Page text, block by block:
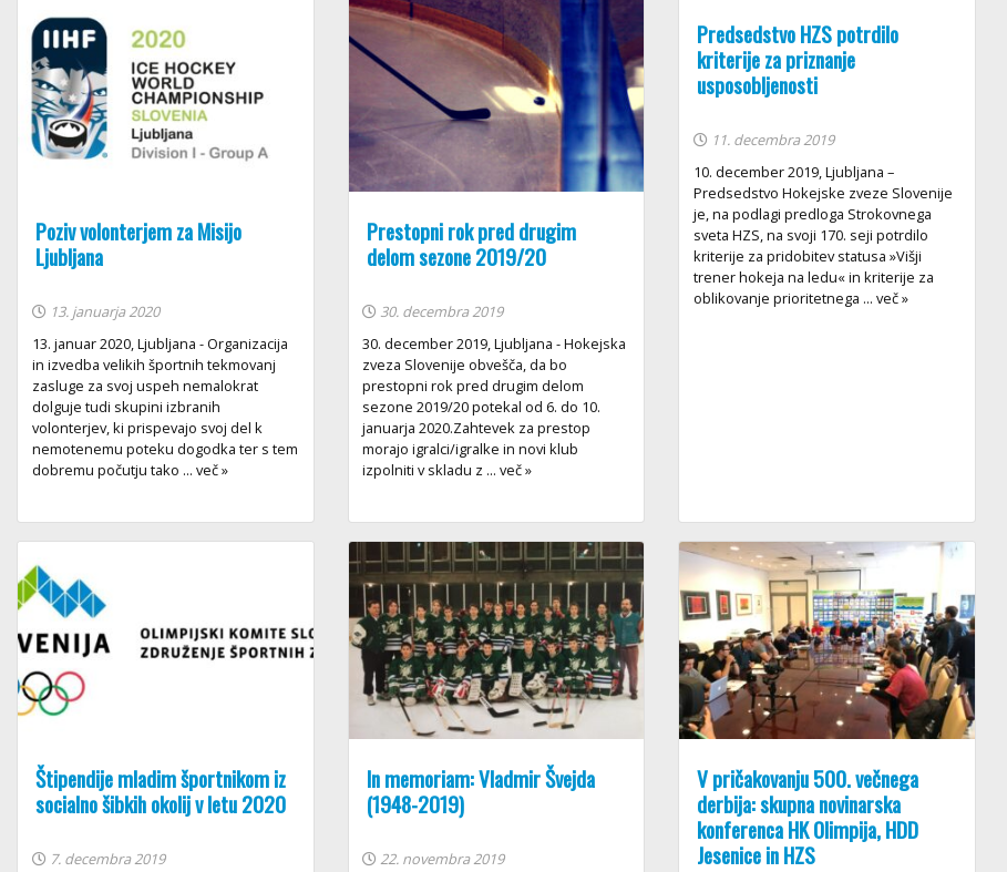
Poziv volonterjem za Misijo
Ljubljana
13. januarja 2020
13. januar 2020, Ljubljana - Organizacija
in izvedba velikih športnih tekmovanj
zasluge za svoj uspeh nemalokrat
dolguje tudi skupini izbranih
volonterjev, ki prispevajo svoj del k
nemotenemu poteku dogodka ter s tem
dobremu počutju tako ... več »
Prestopni rok pred drugim
delom sezone 2019/20
30. decembra 2019
30. december 2019, Ljubljana - Hokejska
zveza Slovenije obvešča, da bo
prestopni rok pred drugim delom
sezone 2019/20 potekal od 6. do 10.
januarja 2020.Zahtevek za prestop
morajo igralci/igralke in novi klub
izpolniti v skladu z ... več »
Predsedstvo HZS potrdilo
kriterije za priznanje
usposobljenosti
11. decembra 2019
10. december 2019, Ljubljana –
Predsedstvo Hokejske zveze Slovenije
je, na podlagi predloga Strokovnega
sveta HZS, na svoji 170. seji potrdilo
kriterije za pridobitev statusa »Višji
trener hokeja na ledu« in kriterije za
oblikovanje prioritetnega ... več »
Štipendije mladim športnikom iz
socialno šibkih okolij v letu 2020
7. decembra 2019
In memoriam: Vladmir Švejda
(1948-2019)
22. novembra 2019
V pričakovanju 500. večnega
derbija: skupna novinarska
konferenca HK Olimpija, HDD
Jesenice in HZS